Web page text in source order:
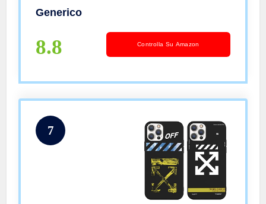
Silicone TPU Morbida Matte Ultra
Generico
8.8 Controlla Su Amazon
7